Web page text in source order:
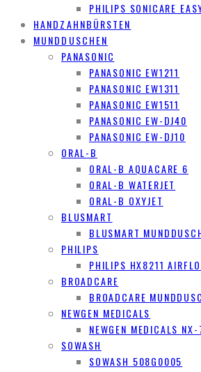
PHILIPS SONICARE
HANDZAHNBÜRSTEN
MUNDDUSCHEN
PANASONIC
PANASONIC EW1211
PANASONIC EW1311
PANASONIC EW1511
PANASONIC EW-DJ40
PANASONIC EW-DJ10
ORAL-B
ORAL-B AQUACARE 6
ORAL-B WATERJET
ORAL-B OXYJET
BLUSMART
BLUSMART
PHILIPS
PHILIPS HX8211
BROADCARE
BROADCARE
NEWGEN MEDICALS
NEWGEN MEDICALS
SOWASH
SOWASH 508G0005